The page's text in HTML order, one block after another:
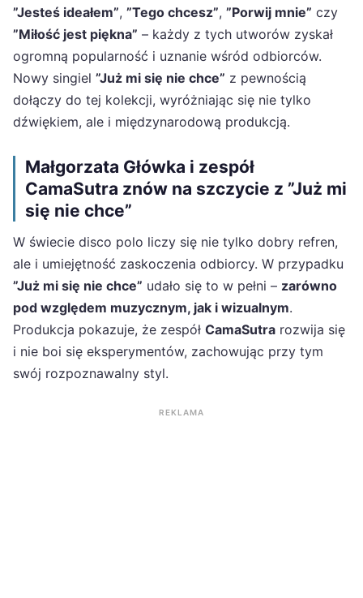
”Jesteś ideałem”, ”Tego chcesz”, ”Porwij mnie” czy
”Miłość jest piękna” – każdy z tych utworów zyskał
ogromną popularność i uznanie wśród odbiorców.
Nowy singiel ”Już mi się nie chce” z pewnością
dołączy do tej kolekcji, wyróżniając się nie tylko
dźwiękiem, ale i międzynarodową produkcją.
Małgorzata Główka i zespół
CamaSutra znów na szczycie z ”Już mi
się nie chce”
W świecie disco polo liczy się nie tylko dobry refren,
ale i umiejętność zaskoczenia odbiorcy. W przypadku
”Już mi się nie chce” udało się to w pełni – zarówno
pod względem muzycznym, jak i wizualnym.
Produkcja pokazuje, że zespół CamaSutra rozwija się
i nie boi się eksperymentów, zachowując przy tym
swój rozpoznawalny styl.
REKLAMA